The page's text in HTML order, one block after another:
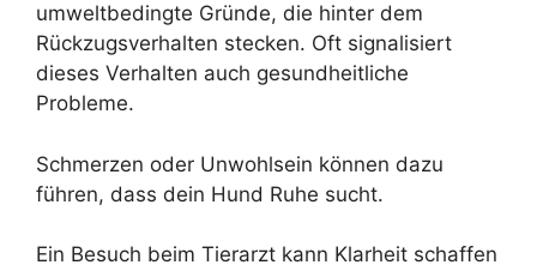
umweltbedingte Gründe, die hinter dem
Rückzugsverhalten stecken. Oft signalisiert
dieses Verhalten auch gesundheitliche
Probleme.
Schmerzen oder Unwohlsein können dazu
führen, dass dein Hund Ruhe sucht.
Ein Besuch beim Tierarzt kann Klarheit schaffen